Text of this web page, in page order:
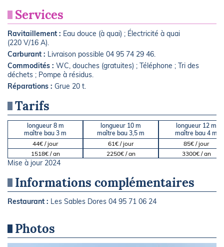
Services
Ravitaillement : Eau douce (à quai) ; Électricité à quai
(220 V/16 A).
Carburant : Livraison possible 04 95 74 29 46.
Commodités : WC, douches (gratuites) ; Téléphone ; Tri des
déchets ; Pompe à résidus.
Réparations : Grue 20 t.
Tarifs
longueur 8 m
maître bau 3 m
44€ / jour
1518€ / an
longueur 10 m
maître bau 3,5 m
61€ / jour
2250€ / an
longueur 12 m
maître bau 4 m
85€ / jour
3300€ / an
Mise à jour 2024
Informations complémentaires
Restaurant : Les Sables Dores 04 95 71 06 24
Photos